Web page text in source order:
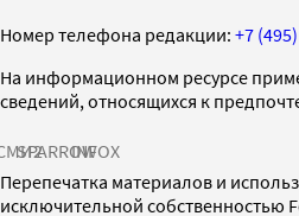
Номер телефона редакции: +7
На информационном ресурсе
сведений, относящихся к
SPARROWINFOX
Перепечатка материалов и
исключительной собственностью